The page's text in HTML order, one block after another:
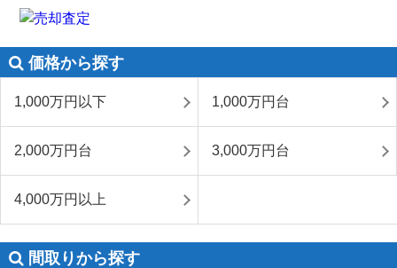
価格から探す
1,000万円以下 1,000万円台
2,000万円台 3,000万円台
4,000万円以上
間取りから探す